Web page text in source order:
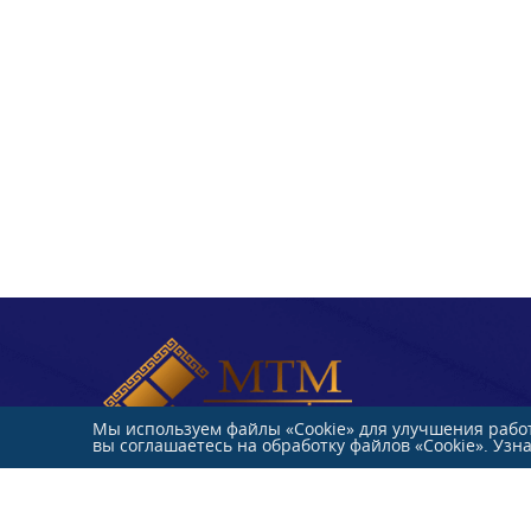
Мы используем файлы «Cookie» для улучшения
вы соглашаетесь на обработку файлов «Cookie».